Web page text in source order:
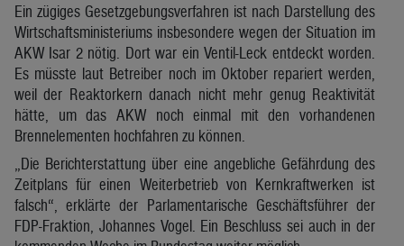
Ein zügiges Gesetzgebungsverfahren ist nach Darstellung des
Wirtschaftsministeriums insbesondere wegen der Situation im
AKW Isar 2 nötig. Dort war ein Ventil-Leck entdeckt worden.
Es müsste laut Betreiber noch im Oktober repariert werden,
weil der Reaktorkern danach nicht mehr genug Reaktivität
hätte, um das AKW noch einmal mit den vorhandenen
Brennelementen hochfahren zu können.
„Die Berichterstattung über eine angebliche Gefährdung des
Zeitplans für einen Weiterbetrieb von Kernkraftwerken ist
falsch“, erklärte der Parlamentarische Geschäftsführer der
FDP-Fraktion, Johannes Vogel. Ein Beschluss sei auch in der